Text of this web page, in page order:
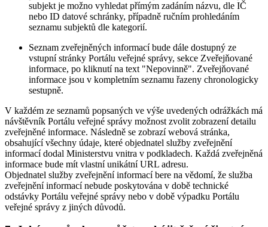
subjekt je možno vyhledat přímým zadáním názvu, dle IČ
nebo ID datové schránky, případně ručním prohledáním
seznamu subjektů dle kategorií.
Seznam zveřejněných informací bude dále dostupný ze
vstupní stránky Portálu veřejné správy, sekce Zveřejňované
informace, po kliknutí na text "Nepovinně". Zveřejňované
informace jsou v kompletním seznamu řazeny chronologicky
sestupně.
V každém ze seznamů popsaných ve výše uvedených odrážkách má
návštěvník Portálu veřejné správy možnost zvolit zobrazení detailu
zveřejněné informace. Následně se zobrazí webová stránka,
obsahující všechny údaje, které objednatel služby zveřejnění
informací dodal Ministerstvu vnitra v podkladech. Každá zveřejněná
informace bude mít vlastní unikátní URL adresu.
Objednatel služby zveřejnění informací bere na vědomí, že služba
zveřejnění informací nebude poskytována v době technické
odstávky Portálu veřejné správy nebo v době výpadku Portálu
veřejné správy z jiných důvodů.